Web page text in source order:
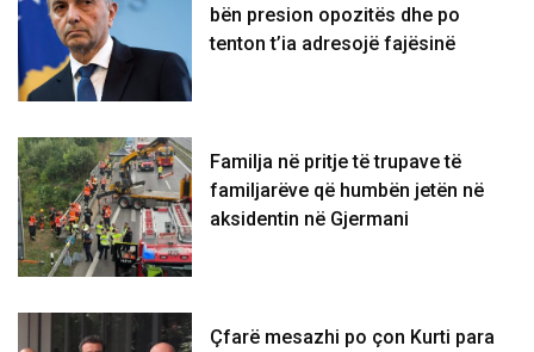
bën presion opozitës dhe po
tenton t’ia adresojë fajësinë
​Familja në pritje të trupave të
familjarëve që humbën jetën në
aksidentin në Gjermani
Çfarë mesazhi po çon Kurti para